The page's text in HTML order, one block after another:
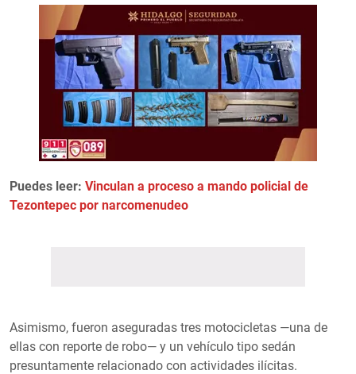
Puedes leer: Vinculan a proceso a mando policial de
Tezontepec por narcomenudeo
Asimismo, fueron aseguradas tres motocicletas —una de
ellas con reporte de robo— y un vehículo tipo sedán
presuntamente relacionado con actividades ilícitas.